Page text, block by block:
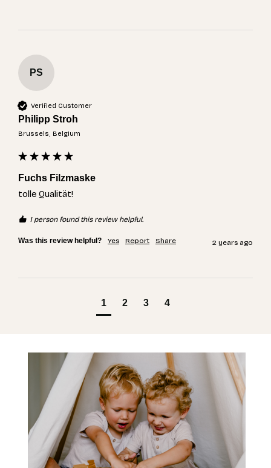
PS
Verified Customer
Philipp Stroh
Brussels, Belgium
Fuchs Filzmaske
tolle Qualität!
1 person found this review helpful.
Was this review helpful? Yes Report Share 2 years ago
1 2 3 4